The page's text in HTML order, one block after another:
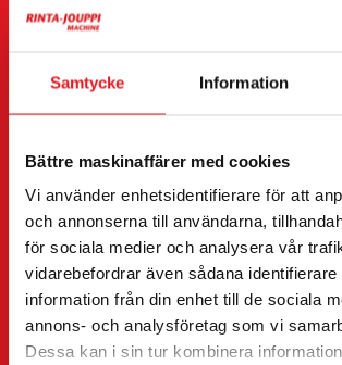
Samtycke Information
Bättre maskinaffärer med cookies
Vi använder enhetsidentifierare för att
och annonserna till användarna,
för sociala medier och analysera vår
vidarebefordrar även sådana identifierare
information från din enhet till de sociala
annons- och analysföretag som vi
Dessa kan i sin tur kombinera
Jag vill(Obligatorisk)
Hyra
Begära mer information
Företagsnamn FO-nummer